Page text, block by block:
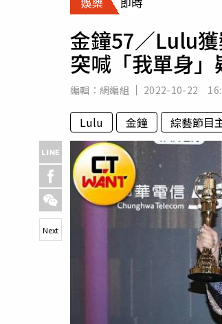
金鐘57／Lulu
突喊「我單身」
編輯： 網編組 2022-10-22
Lulu 金鐘 綜藝節目
Next